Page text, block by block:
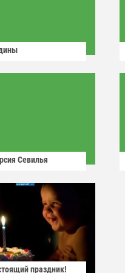
Севилья
праздник!